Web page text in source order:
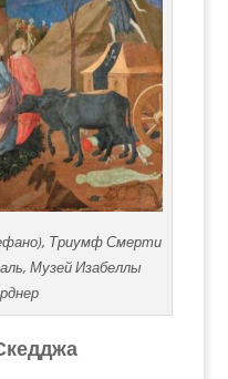
Триумф Смерти
Музей Изабеллы